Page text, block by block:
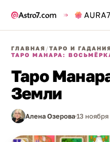
ГЛАВНАЯ /ТАРО И
ТАРО МАНАРА:
Таро
Земли
Алена Озерова13 ноября